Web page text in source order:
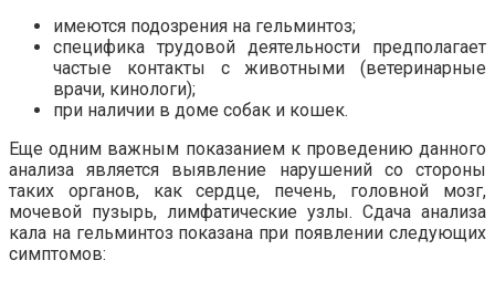
имеются подозрения на гельминтоз;
специфика трудовой деятельности предполагает
частые контакты с животными (ветеринарные
врачи, кинологи);
при наличии в доме собак и кошек.
Еще одним важным показанием к проведению данного
анализа является выявление нарушений со стороны
таких органов, как сердце, печень, головной мозг,
мочевой пузырь, лимфатические узлы. Сдача анализа
кала на гельминтоз показана при появлении следующих
симптомов: